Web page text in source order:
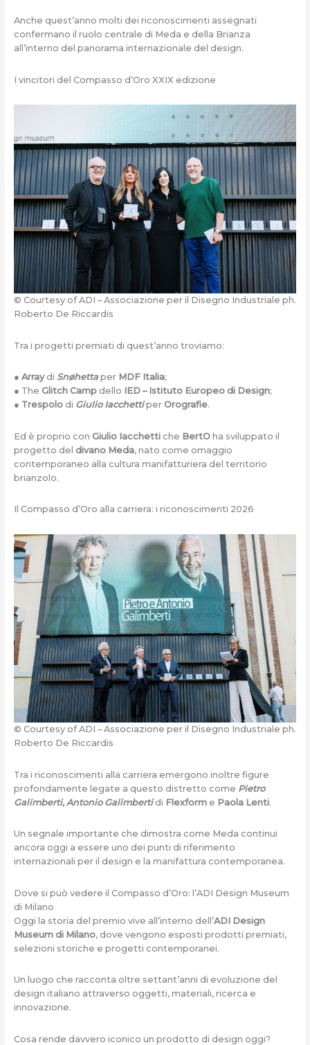
Anche quest’anno molti dei riconoscimenti assegnati
confermano il ruolo centrale di Meda e della Brianza
all’interno del panorama internazionale del design.
I vincitori del Compasso d’Oro XXIX edizione
© Courtesy of ADI – Associazione per il Disegno Industriale ph.
Roberto De Riccardis
Tra i progetti premiati di quest’anno troviamo:
● Array di Snøhetta per MDF Italia;
● The Glitch Campdello IED – Istituto Europeo di Design;
● Trespolodi Giulio Iacchettiper Orografie.
Ed è proprio con Giulio Iacchetti che BertOha sviluppato il
progetto del divano Meda, nato come omaggio
contemporaneo alla cultura manifatturiera del territorio
brianzolo.
Il Compasso d’Oro alla carriera: i riconoscimenti 2026
© Courtesy of ADI – Associazione per il Disegno Industriale ph.
Roberto De Riccardis
Tra i riconoscimenti alla carriera emergono inoltre figure
profondamente legate a questo distretto come Pietro
Galimberti, Antonio Galimberti di Flexforme Paola Lenti.
Un segnale importante che dimostra come Meda continui
ancora oggi a essere uno dei punti di riferimento
internazionali per il design e la manifattura contemporanea.
Dove si può vedere il Compasso d’Oro: l’ADI Design Museum
di Milano
Oggi la storia del premio vive all’interno dell’ADI Design
Museum di Milano, dove vengono esposti prodotti premiati,
selezioni storiche e progetti contemporanei.
Un luogo che racconta oltre settant’anni di evoluzione del
design italiano attraverso oggetti, materiali, ricerca e
innovazione.
Cosa rende davvero iconico un prodotto di design oggi?